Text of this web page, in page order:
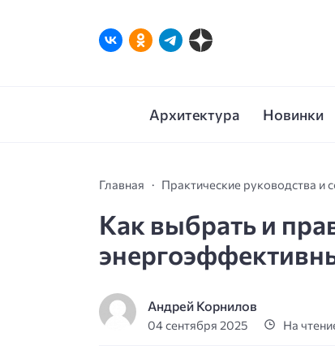
Архитектура Новинки
Главная Практические руководства и
Как выбрать и
Андрей Корнилов
04 сентября 2025 На